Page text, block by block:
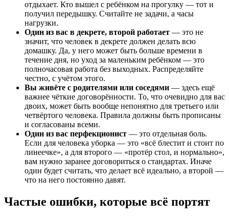
отдыхает. Кто вышел с ребёнком на прогулку — тот и
получил передышку. Считайте не задачи, а часы
нагрузки.
Один из вас в декрете, второй работает — это не
значит, что человек в декрете должен делать всю
домашку. Да, у него может быть больше времени в
течение дня, но уход за маленьким ребёнком — это
полночасовая работа без выходных. Распределяйте
честно, с учётом этого.
Вы живёте с родителями или соседями — здесь ещё
важнее чёткие договорённости. То, что очевидно для вас
двоих, может быть вообще непонятно для третьего или
четвёртого человека. Правила должны быть прописаны
и согласованы всеми.
Один из вас перфекционист — это отдельная боль.
Если для человека уборка — это «всё блестит и стоит по
линеечке», а для второго — «протёр стол, и нормально»,
вам нужно заранее договориться о стандартах. Иначе
один будет считать, что делает всё идеально, а второй —
что на него постоянно давят.
Частые ошибки, которые всё портят